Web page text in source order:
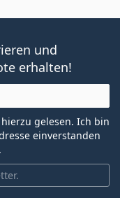
und
erhalten!
hierzu gelesen. Ich bin
einverstanden